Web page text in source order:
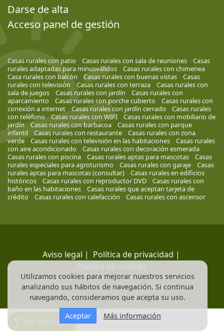
Ver en mapa
Darse de alta
Acceso panel de gestión
Casas rurales con patio Casas rurales con sala de reuniones
Casas
rurales adaptadas para minusválidos
Casas rurales con chimenea
Casa rurales con balcón
Casas rurales con buenas vistas
Casas
rurales con televisión
Casas rurales con terraza
Casas rurales con
sala de juegos
Casas rurales con jardín
Casas rurales con
aparcamiento
Casas rurales con porche cubierto
Casas rurales con
conexión a internet
Casas rurales con jardín cerrado
Casas rurales
con teléfono
Casas rurales con WIFI
Casas rurales con mobiliario de
jardín
Casas rurales con barbacoa
Casas rurales con parque
infantil
Casas rurales con restaurante
Casas rurales con zona
verde
Casas rurales con televisión en las habitaciones
Casas rurales
con aire acondicionado
Casas rurales con decoración esmerada
Casas rurales con piscina
Casas rurales aptas para mascotas
Casas
rurales especiales para agroturismo
Casas rurales con garaje
Casas
rurales aptas para mascotas (consultar)
Casas rurales en edificios
históricos
Casas rurales con reproductor DVD
Casas rurales con
baño en las habitaciones
Casas rurales que aceptan tarjeta de
crédito
Casas rurales con calefacción Casas rurales con ascensor
Aviso legal | Política de privacidad |
Política de cookies
Utilizamos cookies para mejorar nuestros servicios
analizando sus hábitos de navegación. Si continua
navegando, consideramos que acepta su uso.
Aceptar
Más información